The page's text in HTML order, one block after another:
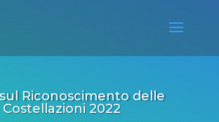
Riconoscimento delle
Costellazioni 2022